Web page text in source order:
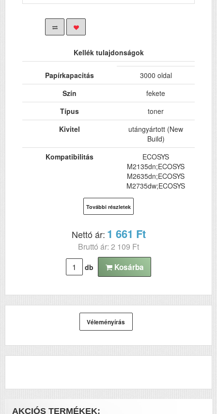
Kellék tulajdonságok
Papírkapacitás
3000 oldal
Szín
fekete
Típus
toner
Kivitel
utángyártott (New
Build)
Kompatibilitás
ECOSYS
M2135dn;ECOSYS
M2635dn;ECOSYS
M2735dw;ECOSYS
P2235dn;ECOSYS
További részletek
Nettó ár: 1 661 Ft
Bruttó ár: 2 109 Ft
db Kosárba
Véleményírás
AKCIÓS TERMÉKEK: